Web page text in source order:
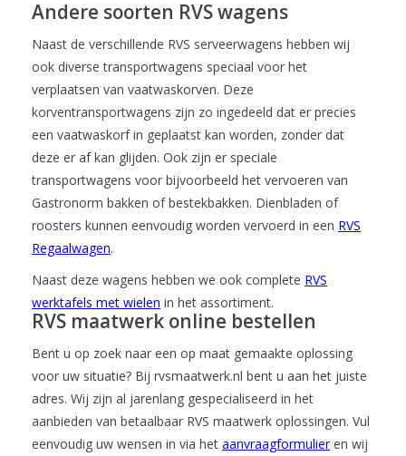
Andere soorten RVS wagens
Naast de verschillende RVS serveerwagens hebben wij
ook diverse transportwagens speciaal voor het
verplaatsen van vaatwaskorven. Deze
korventransportwagens zijn zo ingedeeld dat er precies
een vaatwaskorf in geplaatst kan worden, zonder dat
deze er af kan glijden. Ook zijn er speciale
transportwagens voor bijvoorbeeld het vervoeren van
Gastronorm bakken of bestekbakken. Dienbladen of
roosters kunnen eenvoudig worden vervoerd in een RVS
Regaalwagen.
Naast deze wagens hebben we ook complete RVS
werktafels met wielen in het assortiment.
RVS maatwerk online bestellen
Bent u op zoek naar een op maat gemaakte oplossing
voor uw situatie? Bij rvsmaatwerk.nl bent u aan het juiste
adres. Wij zijn al jarenlang gespecialiseerd in het
aanbieden van betaalbaar RVS maatwerk oplossingen. Vul
eenvoudig uw wensen in via het aanvraagformulieren wij